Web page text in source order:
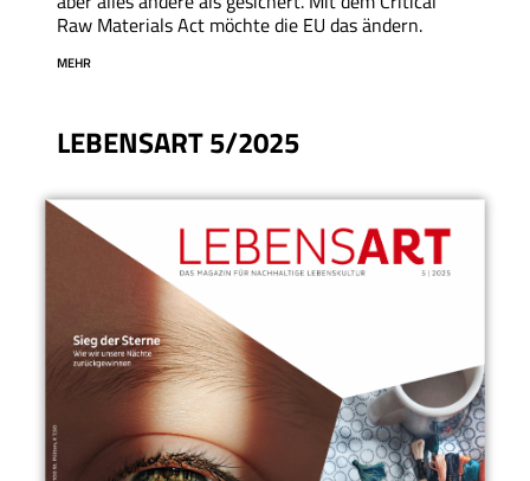
Raw Materials Act möchte die EU das ändern.
MEHR
LEBENSART 5/2025